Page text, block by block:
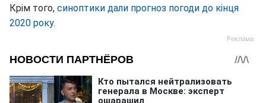
Крім того, синоптики дали прогноз погоди до кінця
2020 року.